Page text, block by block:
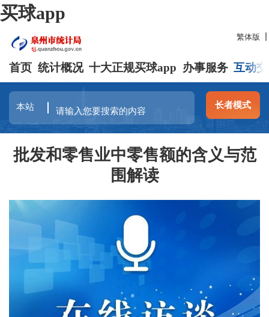
买球app
繁体版
首页 统计概况 十大正规买球app 办事服务 互动
长者模式
批发和零售业中零售额的含义与范
围解读